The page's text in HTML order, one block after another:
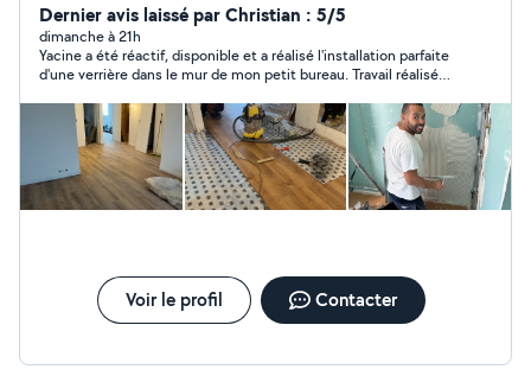
faux plafonds Enduits, bandes et peinture Pose de
parquet et carrelage Aménagement intérieur et finitions
Mon objectif : un résultat propre, durable et à votre
goût Contactez-moi pour discuter de votre projet, je
réponds rapidement ! Vous pouvez jeter un œil à mes
avis clients (5) ainsi qu'à mes photos de réalisations
pour voir la qualité de mon travail. Yacine Artisan tout
corps d'état
Dernier avis laissé par Christian : 5/5
dimanche à 21h
Yacine a été réactif, disponible et a réalisé l'installation parfaite
d'une verrière dans le mur de mon petit bureau. Travail réalisé
Voir le profil Contacter